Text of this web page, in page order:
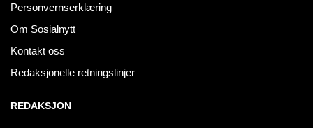
Personvernserklæring
Om Sosialnytt
Kontakt oss
Redaksjonelle retningslinjer
REDAKSJON